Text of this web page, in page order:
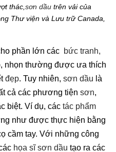
thác, sơn dầu trên vải của
Thư viện và Lưu trữ Canada,
phần lớn các bức tranh,
nhọn thường được ưa thích
đẹp. Tuy nhiên, sơn dầu là
cả các phương tiện sơn,
biệt. Ví dụ, các tác phẩm
như được thực hiện bằng
cầm tay. Với những công
họa sĩ sơn dầu tạo ra các